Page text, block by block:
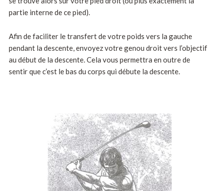
partie interne de ce pied).
Afin de faciliter le transfert de votre poids vers la gauche
pendant la descente, envoyez votre genou droit vers l’objectif
au début de la descente. Cela vous permettra en outre de
sentir que c’est le bas du corps qui débute la descente.